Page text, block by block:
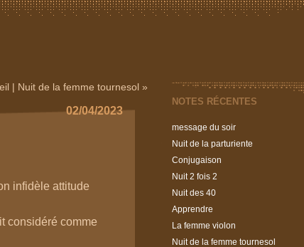
NOTES RÉCENTES
message du soir
Nuit de la parturiente
Conjugaison
Nuit 2 fois 2
Nuit des 40
Apprendre
La femme violon
Nuit de la femme tournesol
| Nuit de la femme tournesol »
02/04/2023
infidèle attitude
considéré comme